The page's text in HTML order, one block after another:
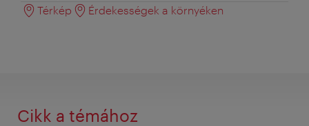
Térkép
Érdekességek a környéken
Cikk a témához